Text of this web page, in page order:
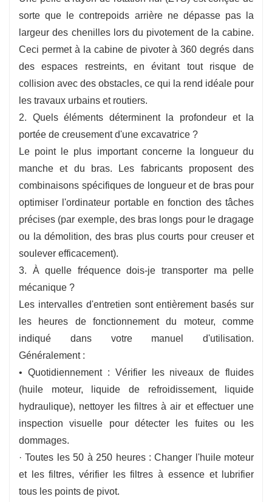
sorte que le contrepoids arrière ne dépasse pas la
largeur des chenilles lors du pivotement de la cabine.
Ceci permet à la cabine de pivoter à 360 degrés dans
des espaces restreints, en évitant tout risque de
collision avec des obstacles, ce qui la rend idéale pour
les travaux urbains et routiers.
2. Quels éléments déterminent la profondeur et la
portée de creusement d'une excavatrice ?
Le point le plus important concerne la longueur du
manche et du bras. Les fabricants proposent des
combinaisons spécifiques de longueur et de bras pour
optimiser l'ordinateur portable en fonction des tâches
précises (par exemple, des bras longs pour le dragage
ou la démolition, des bras plus courts pour creuser et
soulever efficacement).
3. À quelle fréquence dois-je transporter ma pelle
mécanique ?
Les intervalles d'entretien sont entièrement basés sur
les heures de fonctionnement du moteur, comme
indiqué dans votre manuel d'utilisation.
Généralement :
• Quotidiennement : Vérifier les niveaux de fluides
(huile moteur, liquide de refroidissement, liquide
hydraulique), nettoyer les filtres à air et effectuer une
inspection visuelle pour détecter les fuites ou les
dommages.
· Toutes les 50 à 250 heures : Changer l'huile moteur
et les filtres, vérifier les filtres à essence et lubrifier
tous les points de pivot.